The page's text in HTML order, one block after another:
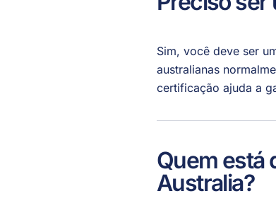
Sim, você deve ser
australianas
certificação ajuda a
Quem está
Australia?